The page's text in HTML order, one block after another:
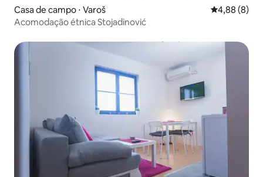
Casa de campo ⋅ Varoš 4,88 de uma
4,88 (8)
Acomodação étnica Stojadinović